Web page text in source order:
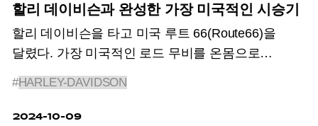
할리 데이비슨과 완성한 가장 미국적인 시승기
할리 데이비슨을 타고 미국 루트 66(Route66)을
달렸다. 가장 미국적인 로드 무비를 온몸으로
만끽했다.
#HARLEY-DAVIDSON
2024-10-09